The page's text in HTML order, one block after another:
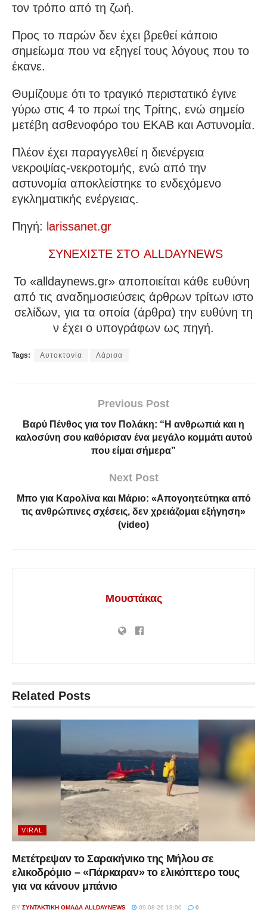
τον τρόπο από τη ζωή.
Προς το παρών δεν έχει βρεθεί κάποιο
σημείωμα που να εξηγεί τους λόγους που το
έκανε.
Θυμίζουμε ότι το τραγικό περιστατικό έγινε
γύρω στις 4 το πρωί της Τρίτης, ενώ σημείο
μετέβη ασθενοφόρο του ΕΚΑΒ και Αστυνομία.
Πλέον έχει παραγγελθεί η διενέργεια
νεκροψίας-νεκροτομής, ενώ από την
αστυνομία αποκλείστηκε το ενδεχόμενο
εγκληματικής ενέργειας.
Πηγή: larissanet.gr
ΣΥΝΕΧΙΣΤΕ ΣΤΟ ALLDAYNEWS
To «alldaynews.gr» αποποιείται κάθε ευθύνη
από τις αναδημοσιεύσεις άρθρων τρίτων ιστο
σελίδων, για τα οποία (άρθρα) την ευθύνη τη
ν έχει ο υπογράφων ως πηγή.
Tags: Αυτοκτονία Λάρισα
Previous Post
Βαρύ Πένθος για τον Πολάκη: “Η ανθρωπιά και η
καλοσύνη σου καθόρισαν ένα μεγάλο κομμάτι αυτού
που είμαι σήμερα”
Next Post
Μπο για Καρολίνα και Μάριο: «Απογοητεύτηκα από
τις ανθρώπινες σχέσεις, δεν χρειάζομαι εξήγηση»
(video)
Μουστάκας
Related Posts
VIRAL
Μετέτρεψαν το Σαρακήνικο της Μήλου σε
ελικοδρόμιο – «Πάρκαραν» το ελικόπτερο τους
για να κάνουν μπάνιο
BY ΣΥΝΤΑΚΤΙΚΉ ΟΜΆΔΑ ALLDAYNEWS 09-08-26 13:00 0